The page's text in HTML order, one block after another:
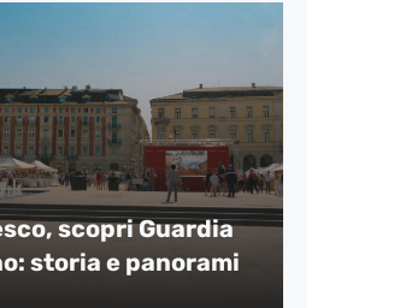
scopri Guardia
storia e panorami